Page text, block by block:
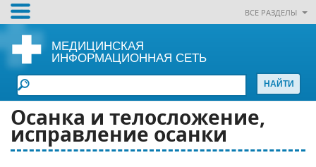
ВСЕ РАЗДЕЛЫ
МЕДИЦИНСКАЯ
ИНФОРМАЦИОННАЯ СЕТЬ
Осанка и телосложение,
исправление осанки